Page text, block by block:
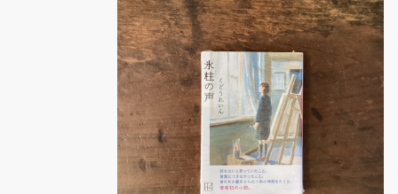
たこと。言えずにいた思いが会話の中で滴りは
じめる。東日本大震災からの十年をたどる、著
者初の小説。